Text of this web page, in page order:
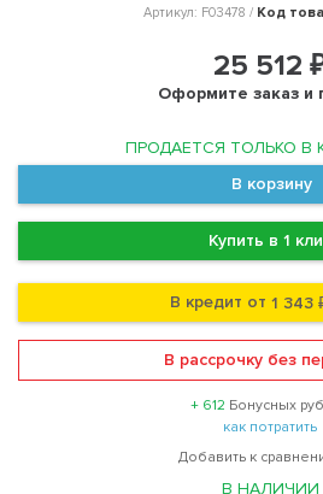
Артикул: F03478 / Код
25 512
Оформите заказ и
ПРОДАЕТСЯ ТОЛЬКО В
В корзину
Купить в 1
В кредит от 1 343
В рассрочку без
+ 612 Бонусных
как потратить
Добавить к
В НАЛИЧИИ